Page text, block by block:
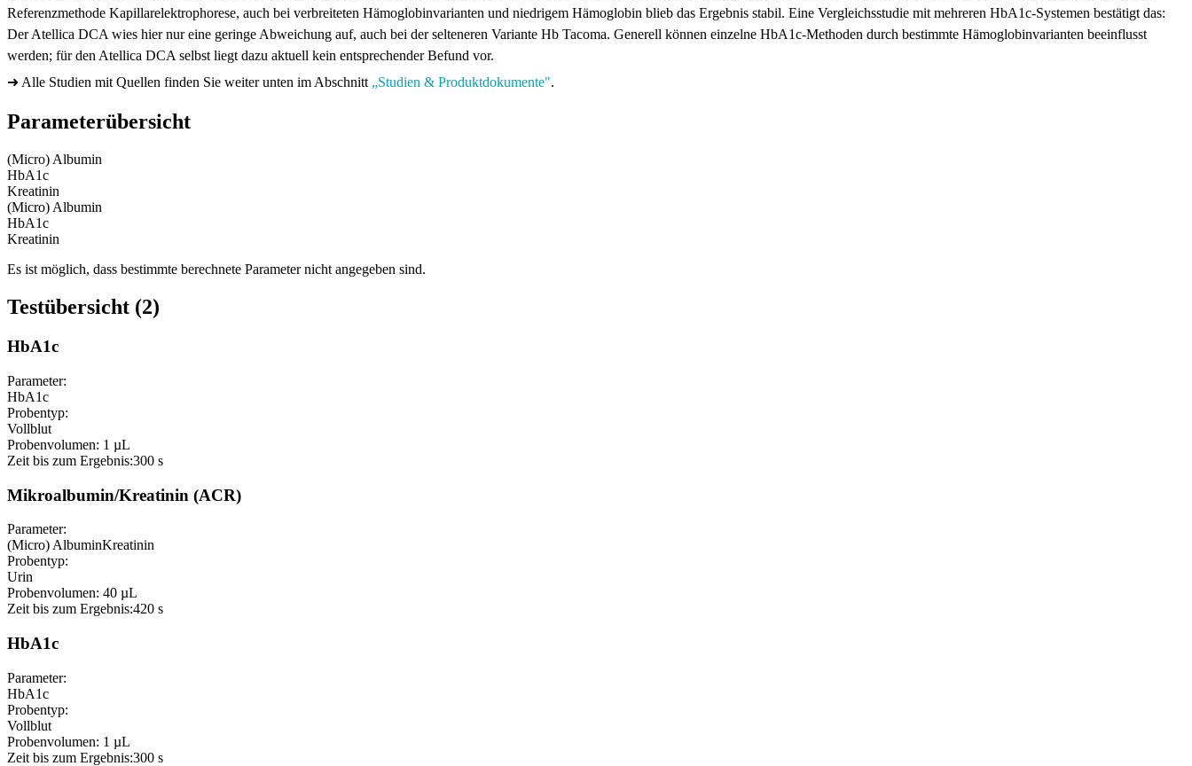
Referenzmethode Kapillarelektrophorese, auch bei verbreiteten Hämoglobinvarianten und niedrigem Hämoglobin blieb das Ergebnis stabil. Eine Vergleichsstudie mit mehreren HbA1c-Systemen bestätigt das:
Der Atellica DCA wies hier nur eine geringe Abweichung auf, auch bei der selteneren Variante Hb Tacoma. Generell können einzelne HbA1c-Methoden durch bestimmte Hämoglobinvarianten beeinflusst
werden; für den Atellica DCA selbst liegt dazu aktuell kein entsprechender Befund vor.
➜ Alle Studien mit Quellen finden Sie weiter unten im Abschnitt „Studien & Produktdokumente".
Parameterübersicht
(Micro) Albumin
HbA1c
Kreatinin
(Micro) Albumin
HbA1c
Kreatinin
Es ist möglich, dass bestimmte berechnete Parameter nicht angegeben sind.
Testübersicht (2)
HbA1c
Parameter:
HbA1c
Probentyp:
Vollblut
Probenvolumen: 1 µL
Zeit bis zum Ergebnis:300 s
Mikroalbumin/Kreatinin (ACR)
Parameter:
(Micro) AlbuminKreatinin
Probentyp:
Urin
Probenvolumen: 40 µL
Zeit bis zum Ergebnis:420 s
HbA1c
Parameter:
HbA1c
Probentyp:
Vollblut
Probenvolumen: 1 µL
Zeit bis zum Ergebnis:300 s